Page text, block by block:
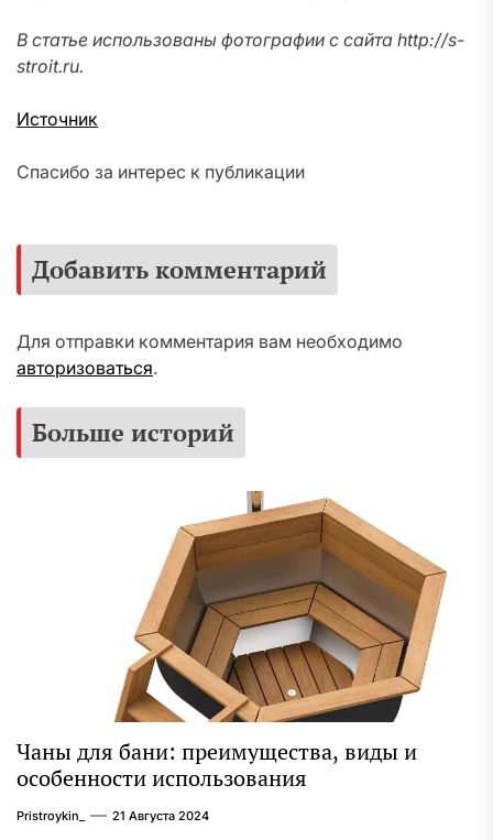
В статье использованы фотографии с сайта http://s-
stroit.ru.
Источник
Спасибо за интерес к публикации
Добавить комментарий
Для отправки комментария вам необходимо
авторизоваться.
Больше историй
Чаны для бани: преимущества, виды и
особенности использования
Pristroykin_ 21 Августа 2024